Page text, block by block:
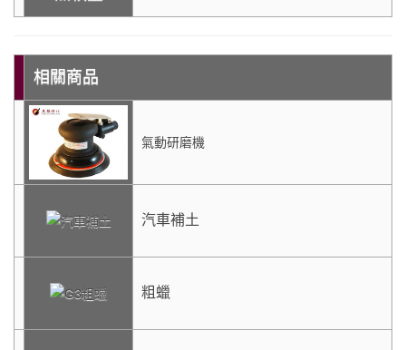
相關商品
氣動研磨機
汽車補土
粗蠟